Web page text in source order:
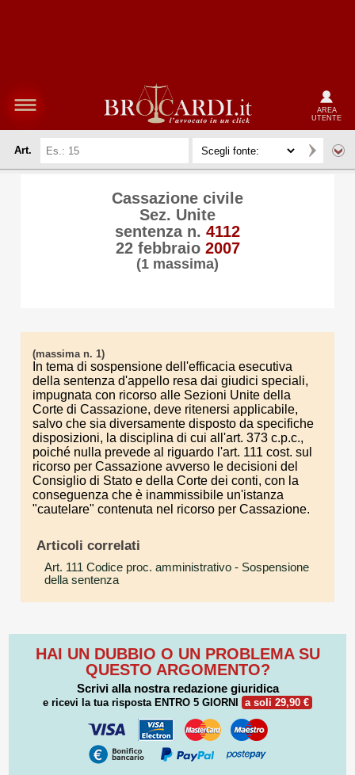
AREA
UTENTE
Art.
Cassazione civile
Sez. Unite
sentenza n. 4112
22 febbraio 2007
(1 massima)
(massima n. 1)
In tema di sospensione dell'efficacia esecutiva
della sentenza d'appello resa dai giudici speciali,
impugnata con ricorso alle Sezioni Unite della
Corte di Cassazione, deve ritenersi applicabile,
salvo che sia diversamente disposto da specifiche
disposizioni, la disciplina di cui all'art. 373 c.p.c.,
poiché nulla prevede al riguardo l'art. 111 cost. sul
ricorso per Cassazione avverso le decisioni del
Consiglio di Stato e della Corte dei conti, con la
conseguenza che è inammissibile un'istanza
"cautelare" contenuta nel ricorso per Cassazione.
Articoli correlati
Art. 111 Codice proc. amministrativo - Sospensione
della sentenza
HAI UN DUBBIO O UN PROBLEMA SU
QUESTO ARGOMENTO?
Scrivi alla nostra redazione giuridica
e ricevi la tua risposta ENTRO 5 GIORNI a soli 29,90 €